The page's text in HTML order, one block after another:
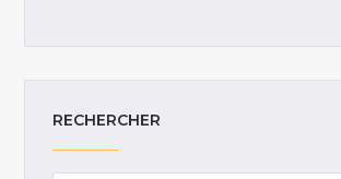
RECHERCHER